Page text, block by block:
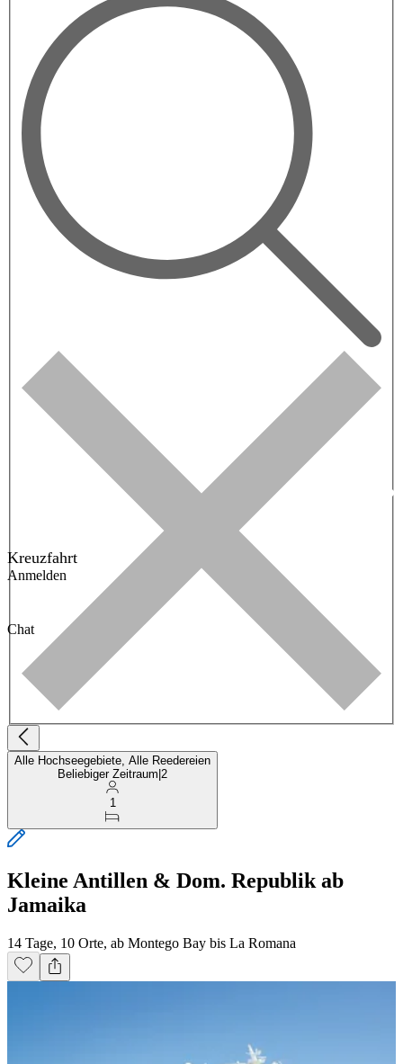
Kreuzfahrt
Anmelden
Chat
Alle Hochseegebiete, Alle Reedereien
Beliebiger Zeitraum 2
1
Kleine Antillen & Dom. Republik ab
Jamaika
14 Tage, 10 Orte, ab Montego Bay bis La Romana